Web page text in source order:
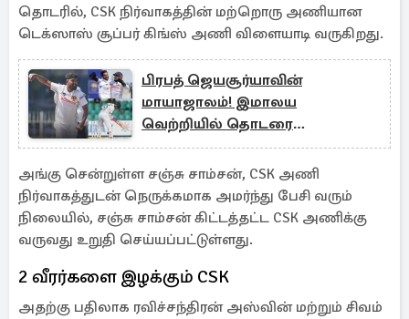
தொடரில், CSK நிர்வாகத்தின் மற்றொரு அணியான
டெக்ஸாஸ் சூப்பர் கிங்ஸ் அணி விளையாடி வருகிறது.
பிரபத் ஜெயசூர்யாவின்
மாயாஜாலம்! இமாலய
வெற்றியில் தொடரை
கைப்பற்றிய இலங்கை
அங்கு சென்றுள்ள சஞ்சு சாம்சன், CSK அணி
நிர்வாகத்துடன் நெருக்கமாக அமர்ந்து பேசி வரும்
நிலையில், சஞ்சு சாம்சன் கிட்டத்தட்ட CSK அணிக்கு
வருவது உறுதி செய்யப்பட்டுள்ளது.
2 வீரர்களை இழக்கும் CSK
அதற்கு பதிலாக ரவிச்சந்திரன் அஸ்வின் மற்றும் சிவம்